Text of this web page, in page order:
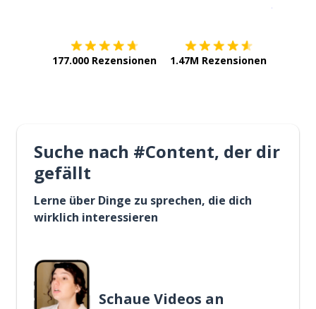
177.000 Rezensionen 1.47M Rezensionen
Suche nach #Content, der dir
gefällt
Lerne über Dinge zu sprechen, die dich
wirklich interessieren
Schaue Videos an